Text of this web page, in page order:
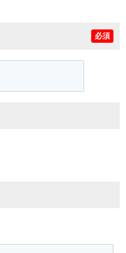
必須